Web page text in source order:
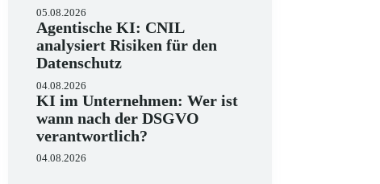
05.08.2026
Agentische KI: CNIL
analysiert Risiken für den
Datenschutz
04.08.2026
KI im Unternehmen: Wer ist
wann nach der DSGVO
verantwortlich?
04.08.2026